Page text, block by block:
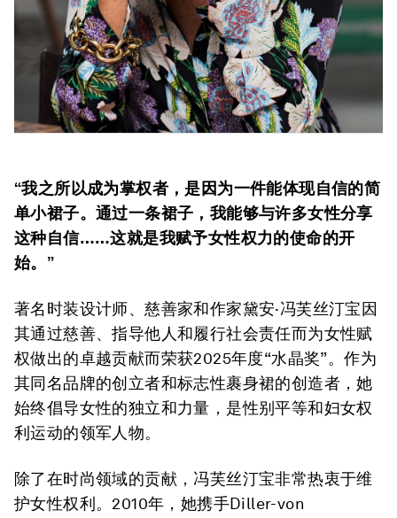
“我之所以成为掌权者，是因为一件能体现自信的简
单小裙子。通过一条裙子，我能够与许多女性分享
这种自信……这就是我赋予女性权力的使命的开
始。”
著名时装设计师、慈善家和作家黛安·冯芙丝汀宝 因
其通过慈善、指导他人和履行社会责任而为女性赋
权做出的卓越贡献而荣获2025年度“水晶奖”。作为
其同名品牌的创立者和标志性裹身裙的创造者，她
始终倡导女性的独立和力量，是性别平等和妇女权
利运动的领军人物。
除了在时尚领域的贡献，冯芙丝汀宝非常热衷于维
护女性权利。2010年，她携手Diller-von